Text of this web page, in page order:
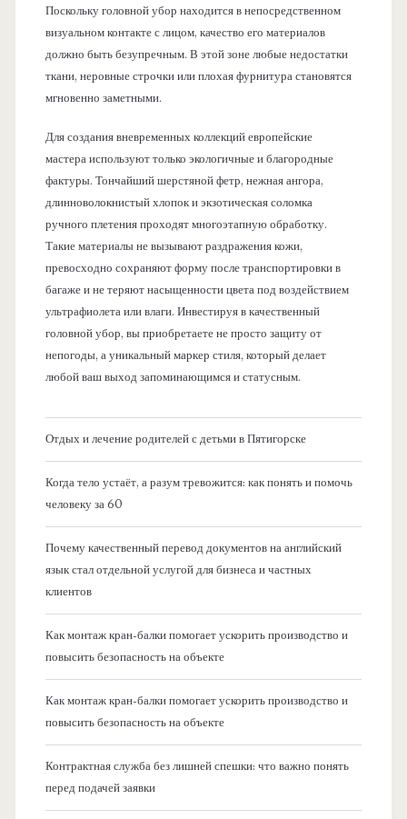
Поскольку головной убор находится в непосредственном
визуальном контакте с лицом, качество его материалов
должно быть безупречным. В этой зоне любые недостатки
ткани, неровные строчки или плохая фурнитура становятся
мгновенно заметными.
Для создания вневременных коллекций европейские
мастера используют только экологичные и благородные
фактуры. Тончайший шерстяной фетр, нежная ангора,
длинноволокнистый хлопок и экзотическая соломка
ручного плетения проходят многоэтапную обработку.
Такие материалы не вызывают раздражения кожи,
превосходно сохраняют форму после транспортировки в
багаже и не теряют насыщенности цвета под воздействием
ультрафиолета или влаги. Инвестируя в качественный
головной убор, вы приобретаете не просто защиту от
непогоды, а уникальный маркер стиля, который делает
любой ваш выход запоминающимся и статусным.
Отдых и лечение родителей с детьми в Пятигорске
Когда тело устаёт, а разум тревожится: как понять и помочь
человеку за 60
Почему качественный перевод документов на английский
язык стал отдельной услугой для бизнеса и частных
клиентов
Как монтаж кран-балки помогает ускорить производство и
повысить безопасность на объекте
Как монтаж кран-балки помогает ускорить производство и
повысить безопасность на объекте
Контрактная служба без лишней спешки: что важно понять
перед подачей заявки